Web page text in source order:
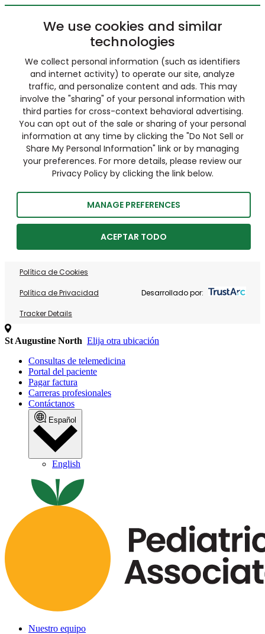
We use cookies and similar
technologies
We collect personal information (such as identifiers
and internet activity) to operate our site, analyze
traffic, and personalize content and ads. This may
involve the "sharing" of your personal information with
third parties for cross-context behavioral advertising.
You can opt out of the sale or sharing of your personal
information at any time by clicking the "Do Not Sell or
Share My Personal Information" link or by managing
your preferences. For more details, please review our
Privacy Policy by clicking the link below.
MANAGE PREFERENCES
ACEPTAR TODO
Política de Cookies
Política de Privacidad
Tracker Details
Desarrollado por:
St Augustine North Elija otra ubicación
Consultas de telemedicina
Portal del paciente
Pagar factura
Carreras profesionales
Contáctanos
Español
English
Nuestro equipo